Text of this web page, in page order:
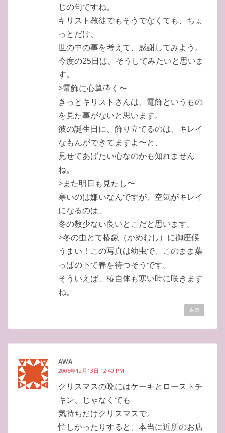
じの句ですね。
キリスト教徒でもそうでなくても、ちょ
っとだけ、
世の中の事を考えて、感謝してみよう。
今度の25日は、そうしてみたいと思いま
す。
>電飾に心算砕く〜
きっとキリストさんは、電飾というもの
を見た事がないと思います。
彼の誕生日に、飾り立てるのは、キレイ
なもんができてますよ〜と、
見せてあげたい心なのかも知れません
ね。
>また明日も見たし〜
寒いのは嫌いなんですが、空気がキレイ
になるのは、
冬の数少ない良いとこだと思います。
>冬の虫とて椿象（かめむし）に御座候
うまい！この写真は幼虫で、このまま葉
っぱの下で春を待つそうです。
そういえば、椿自体も寒い時に咲きます
ね。
返信
AWA
2005年12月13日 12:40 PM
クリスマスの晩にはケーキとローストチ
キン、じゃなくても
気持ちだけクリスマスで。
忙しかったりすると、本当に近所のお店